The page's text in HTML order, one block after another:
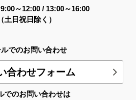
～12:00 / 13:00～16:00
（土日祝日除く）
ルでのお問い合わせ
合わせフォーム
でのお問い合わせは